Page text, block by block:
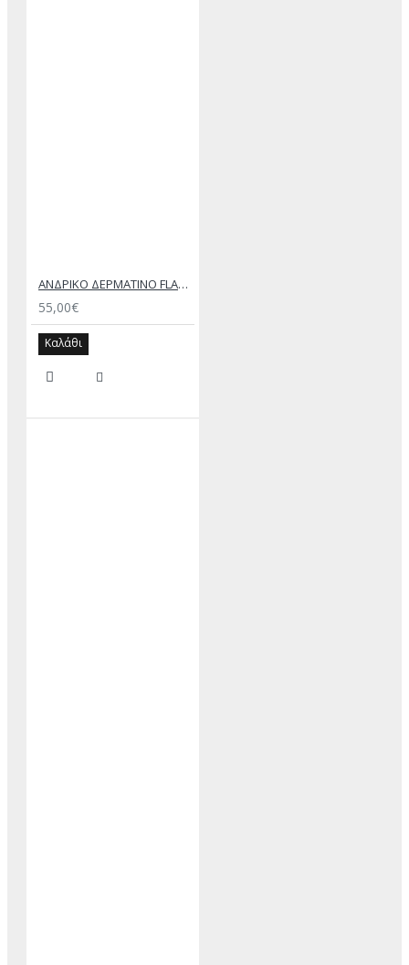
ΑΝΔΡΙΚΟ ΔΕΡΜΑΤΙΝΟ FLAT ΣΑΝΔΑΛΙ ΤΖΙΝ ΚΕΡΙ ΕΚΤΟΡΑΣ
55,00€
Καλάθι